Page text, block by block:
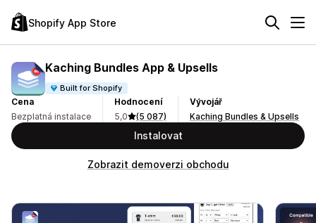
Shopify App Store
Kaching Bundles App & Upsells
Built for Shopify
Cena
Bezplatná instalace
Hodnocení
5,0
(5 087)
Vývojář
Kaching Bundles & Upsells
Instalovat
Zobrazit demoverzi obchodu